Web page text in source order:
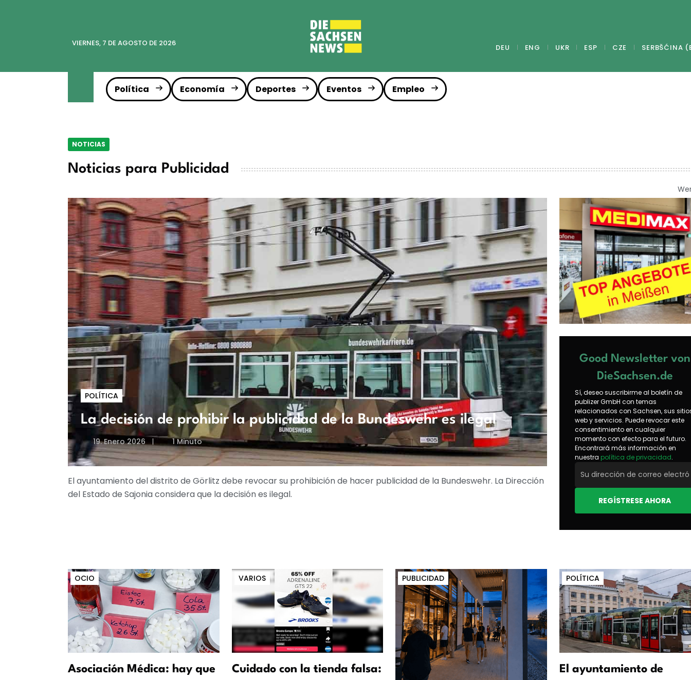
VIERNES, 7 DE AGOSTO DE 2026 DEU ENG UKR ESP CZE SERBŠĆINA
Política Economía Deportes Eventos Empleo
NOTICIAS
Noticias para Publicidad
POLÍTICA
La decisión de prohibir la publicidad de la Bundeswehr es ilegal
19. Enero 2026 1 Minuto
El ayuntamiento del distrito de Görlitz debe revocar su prohibición de hacer publicidad de la Bundeswehr. La Dirección
del Estado de Sajonia considera que la decisión es ilegal.
Good Newsletter von
DieSachsen.de
Sí, deseo suscribirme al boletín de
publizer GmbH con temas
relacionados con Sachsen, sus
web y servicios. Puede revocar este
consentimiento en cualquier
momento con efecto para el futuro.
Encontrará más información en
nuestra política de privacidad.
REGÍSTRESE AHORA
OCIO
Asociación Médica: hay que
VARIOS
Cuidado con la tienda falsa:
PUBLICIDAD POLÍTICA
El ayuntamiento de